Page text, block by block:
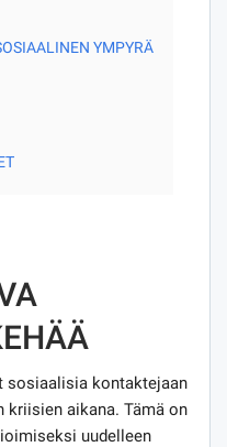
YMPYRÄ
sosiaalisia kontaktejaan
aikana. Tämä on
uudelleen